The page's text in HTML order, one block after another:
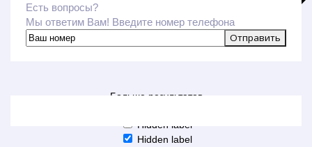
Больше результатов
Hidden label
Hidden label
Есть вопросы?
Мы ответим Вам! Введите номер телефона